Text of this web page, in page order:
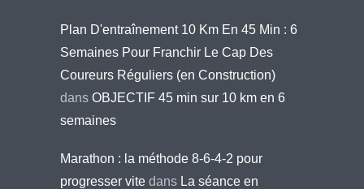
Plan D'entraînement 10 Km En 45 Min : 6
Semaines Pour Franchir Le Cap Des
Coureurs Réguliers (en Construction)
dans OBJECTIF 45 min sur 10 km en 6
semaines
Marathon : la méthode 8-6-4-2 pour
progresser vite dans La séance en